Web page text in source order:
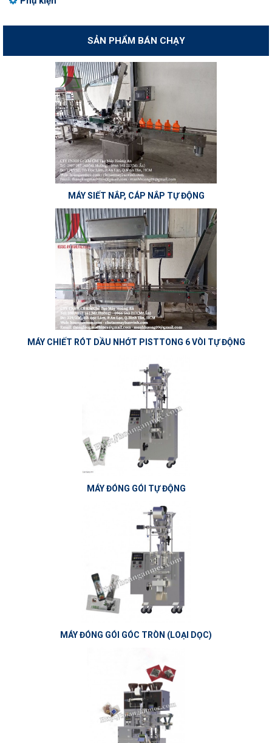
SẢN PHẨM BÁN CHẠY
MÁY SIẾT NẮP, CÁP NẮP TỰ ĐỘNG
MÁY CHIẾT RÓT DẦU NHỚT PISTTONG 6 VÒI TỰ ĐỘNG
MÁY ĐÓNG GÓI TỰ ĐỘNG
MÁY ĐÓNG GÓI GÓC TRÒN (LOẠI DỌC)